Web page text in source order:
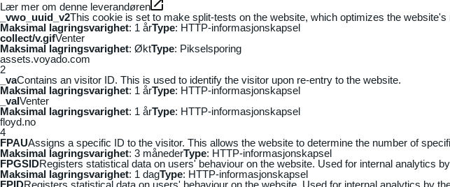
Lær mer om denne leverandøren
_vwo_uuid_v2This cookie is set to make split-tests on the website, which optimizes the
Maksimal lagringsvarighet: 1 årType: HTTP-informasjonskapsel
collect/v.gifVenter
Maksimal lagringsvarighet: ØktType: Pikselsporing
assets.voyado.com
2
_vaContains an visitor ID. This is used to identify the visitor upon re-entry to the website.
Maksimal lagringsvarighet: 1 årType: HTTP-informasjonskapsel
_vaIVenter
Maksimal lagringsvarighet: 1 årType: HTTP-informasjonskapsel
floyd.no
4
FPAUAssigns a specific ID to the visitor. This allows the website to determine the number of
Maksimal lagringsvarighet: 3 månederType: HTTP-informasjonskapsel
FPGSIDRegisters statistical data on users' behaviour on the website. Used for internal analytics
Maksimal lagringsvarighet: 1 dagType: HTTP-informasjonskapsel